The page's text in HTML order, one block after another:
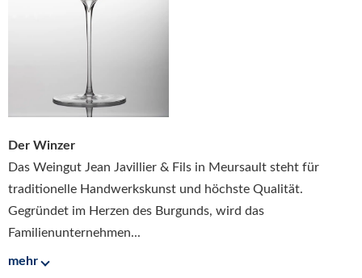
Der Winzer
Das Weingut Jean Javillier & Fils in Meursault steht für
traditionelle Handwerkskunst und höchste Qualität.
Gegründet im Herzen des Burgunds, wird das
Familienunternehmen...
mehr